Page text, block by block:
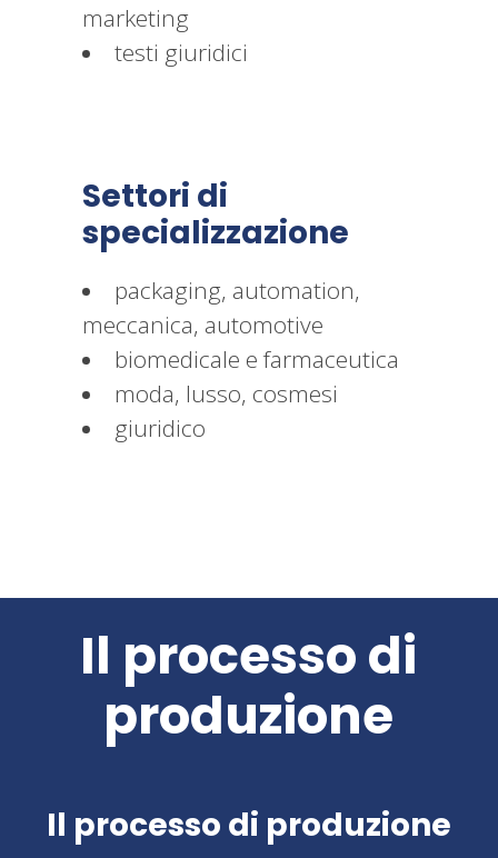
marketing
testi giuridici
Settori di
specializzazione
packaging, automation,
meccanica, automotive
biomedicale e farmaceutica
moda, lusso, cosmesi
giuridico
Il processo di
produzione
Il processo di produzione